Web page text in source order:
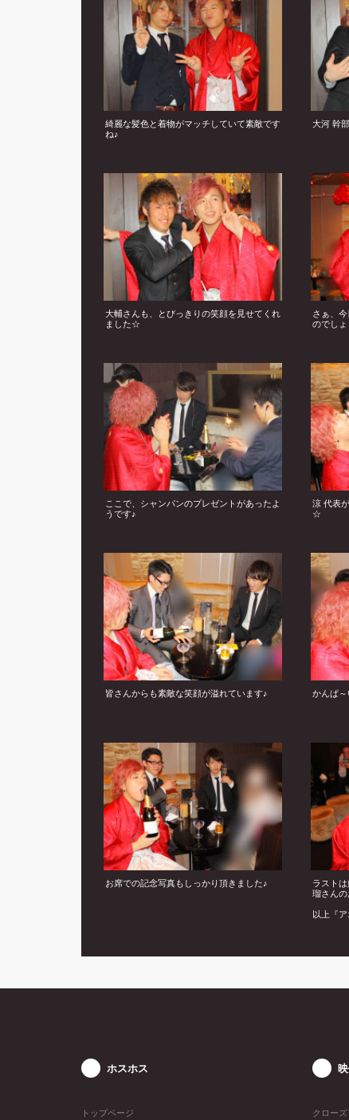
綺麗な髪色と着物がマッチしていて素敵です
ね♪
大河 幹
大輔さんも、とびっきりの笑顔を見せてくれ
ました☆
さぁ、
のでしょ
ここで、シャンパンのプレゼントがあったよ
うです♪
涼 代表
☆
皆さんからも素敵な笑顔が溢れています♪ かんぱ
お席での記念写真もしっかり頂きました♪
ラスト
瑠さん
以上『
ホスホス
トップページ クローズ